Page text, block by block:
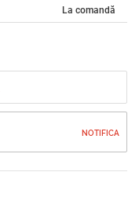
La comandă
NOTIFICA